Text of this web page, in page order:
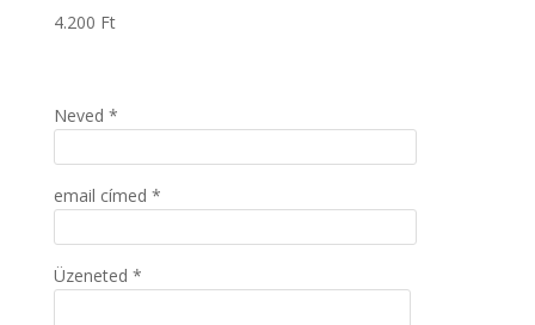
4.200 Ft
Neved *
email címed *
Üzeneted *